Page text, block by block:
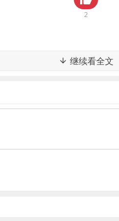
类机构恢复正常经营少于2个
改验收工作明确了最晚时间
广州地区平台已进入合规“生
台网贷整改验收工作方案，
前者在严格程度上有所增加。
诺在整改验收合格及获得备案
机构验收备案后发生涉众事
资产处置’等问题作出安排。
州网贷机构的验收工作明确
2
继续看全文